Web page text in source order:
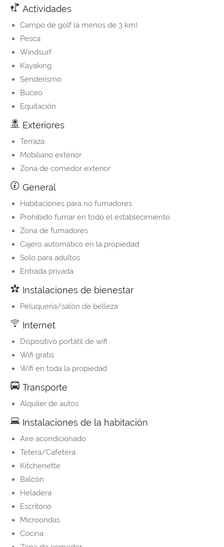
Actividades
Campo de golf (a menos de 3 km)
Pesca
Windsurf
Kayaking
Senderismo
Buceo
Equitación
Exteriores
Terraza
Mobiliario exterior
Zona de comedor exterior
General
Habitaciones para no fumadores
Prohibido fumar en todo el establecimiento
Zona de fumadores
Cajero automático en la propiedad
Solo para adultos
Entrada privada
Instalaciones de bienestar
Peluquería/salón de belleza
Internet
Dispositivo portátil de wifi
Wifi gratis
Wifi en toda la propiedad
Transporte
Alquiler de autos
Instalaciones de la habitación
Aire acondicionado
Tetera/Cafetera
Kitchenette
Balcón
Heladera
Escritorio
Microondas
Cocina